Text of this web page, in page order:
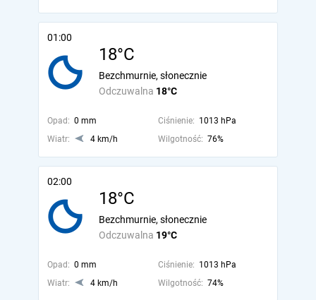
01:00
18°C
Odczuwalna 18°C
Bezchmurnie, słonecznie
Opad: 0 mm Ciśnienie: 1013 hPa
Wiatr:
4 km/h Wilgotność: 76%
02:00
18°C
Odczuwalna 19°C
Bezchmurnie, słonecznie
Opad: 0 mm Ciśnienie: 1013 hPa
Wiatr:
4 km/h Wilgotność: 74%